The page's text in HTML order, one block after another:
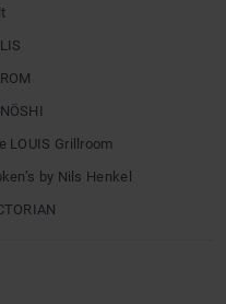
LOUIS Grillroom
by Nils Henkel